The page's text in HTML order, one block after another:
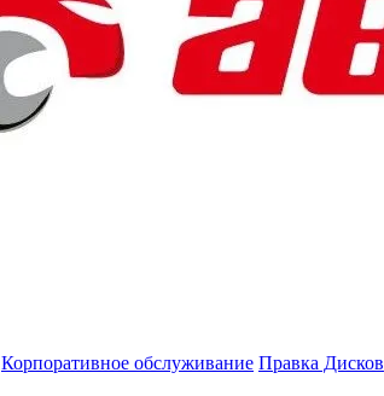
Корпоративное обслуживание Правка Дисков